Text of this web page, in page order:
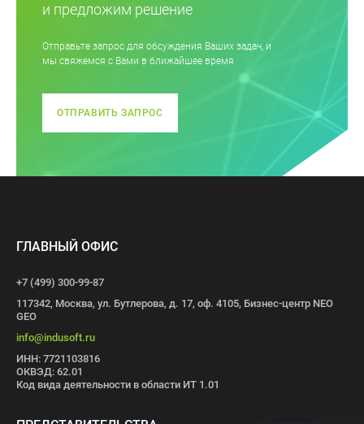
и предложим решение
Отправьте запрос для обсуждения Ваших задач, и
мы свяжемся с Вами в ближайшее время
ОТПРАВИТЬ ЗАПРОС
ГЛАВНЫЙ ОФИС
+7 (499) 300-99-87
117342, Москва, ул. Бутлерова, д. 17, оф. 4105, Бизнес-центр NEO
GEO
info@indusoft.ru
ИНН: 7721103816
ОКВЭД: 62.01
Код вида деятельности в области ИТ 1.01